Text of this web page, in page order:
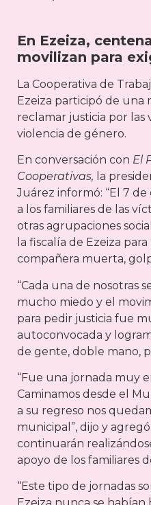
En Ezeiza,
movilizan para
La Cooperativa de
Ezeiza participó de una
reclamar justicia por las
violencia de género.
En conversación con El
Cooperativas, la
Juárez informó: “El 7
a los familiares de las
otras agrupaciones
la fiscalía de Ezeiza
compañera muerta,
“Cada una de nosotras
mucho miedo y el
para pedir justicia fue
autoconvocada y
de gente, doble mano,
“Fue una jornada muy
Caminamos desde el
a su regreso nos
municipal”, dijo y
continuarán
apoyo de los familiares
“Este tipo de jornadas